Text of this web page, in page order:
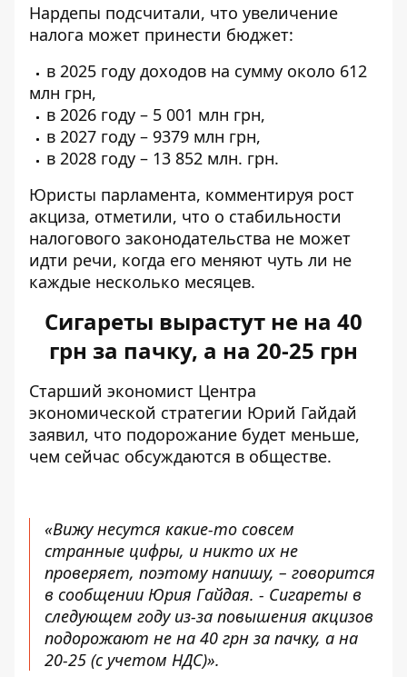
Нардепы подсчитали, что увеличение
налога может принести бюджет:
в 2025 году доходов на сумму около 612
млн грн,
в 2026 году – 5 001 млн грн,
в 2027 году – 9379 млн грн,
в 2028 году – 13 852 млн. грн.
Юристы парламента, комментируя рост
акциза, отметили, что о стабильности
налогового законодательства не может
идти речи, когда его меняют чуть ли не
каждые несколько месяцев.
Сигареты вырастут не на 40
грн за пачку, а на 20-25 грн
Старший экономист Центра
экономической стратегии Юрий Гайдай
заявил, что подорожание будет меньше,
чем сейчас обсуждаются в обществе.
«Вижу несутся какие-то совсем
странные цифры, и никто их не
проверяет, поэтому напишу, – говорится
в сообщении Юрия Гайдая. - Сигареты в
следующем году из-за повышения акцизов
подорожают не на 40 грн за пачку, а на
20-25 (с учетом НДС)».